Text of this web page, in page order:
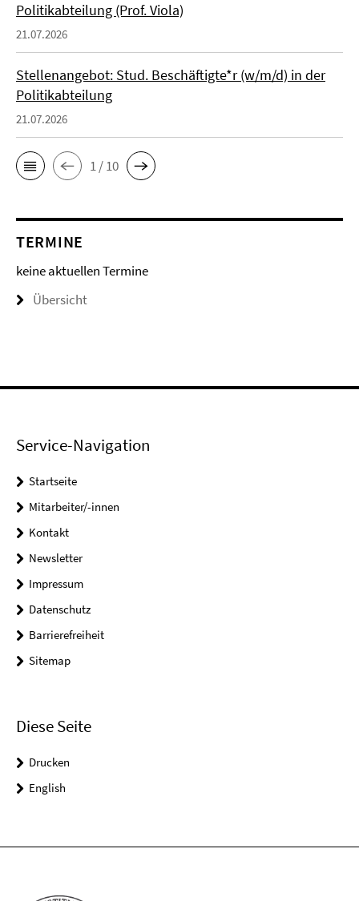
Politikabteilung (Prof. Viola)
21.07.2026
Stellenangebot: Stud. Beschäftigte*r (w/m/d) in der
Politikabteilung
21.07.2026
1 / 10
TERMINE
keine aktuellen Termine
Übersicht
Service-Navigation
Startseite
Mitarbeiter/-innen
Kontakt
Newsletter
Impressum
Datenschutz
Barrierefreiheit
Sitemap
Diese Seite
Drucken
English